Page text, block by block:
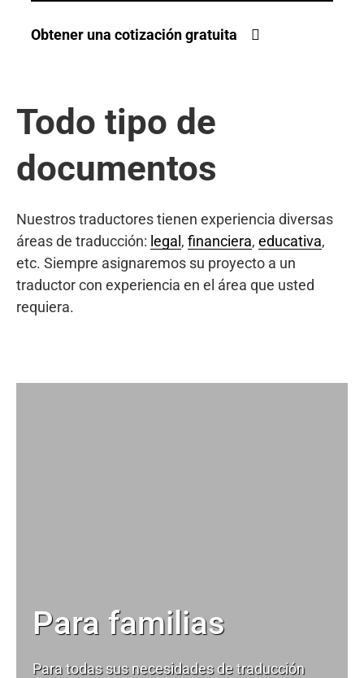
Obtener una cotización gratuita
Todo tipo de
documentos
Nuestros traductores tienen experiencia diversas
áreas de traducción: legal , financiera, educativa,
etc. Siempre asignaremos su proyecto a un
traductor con experiencia en el área que usted
requiera.
Para familias
Para todas sus necesidades detraducción